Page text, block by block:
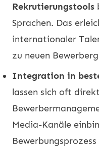
Rekrutierungstools
Sprachen. Das
internationaler
zu neuen
Integration in
lassen sich oft
Media-Kanäle